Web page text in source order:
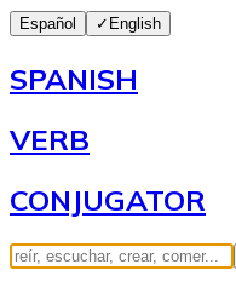
Español ✓ English
SPANISH
VERB
CONJUGATOR